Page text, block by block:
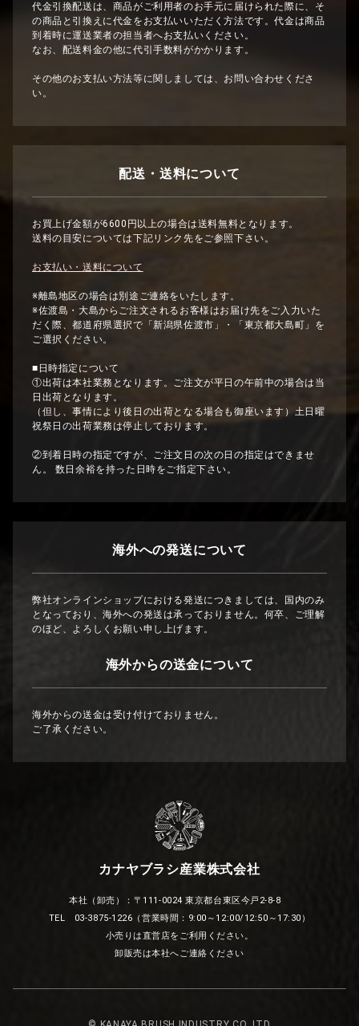
代金引換配送は、商品がご利用者のお手元に届けられた際に、そ
の商品と引換えに代金をお支払いいただく方法です。代金は商品
到着時に運送業者の担当者へお支払いください。
なお、配送料金の他に代引手数料がかかります。
その他のお支払い方法等に関しましては、お問い合わせくださ
い。
配送・送料について
お買上げ金額が6600円以上の場合は送料無料となります。
送料の目安については下記リンク先をご参照下さい。
お支払い・送料について
※離島地区の場合は別途ご連絡をいたします。
※佐渡島・大島からご注文されるお客様はお届け先をご入力いた
だく際、都道府県選択で「新潟県佐渡市」・「東京都大島町」を
ご選択ください。
■日時指定について
①出荷は本社業務となります。ご注文が平日の午前中の場合は当
日出荷となります。
（但し、事情により後日の出荷となる場合も御座います）土日曜
祝祭日の出荷業務は停止しております。
②到着日時の指定ですが、ご注文日の次の日の指定はできませ
ん。 数日余裕を持った日時をご指定下さい。
海外への発送について
弊社オンラインショップにおける発送につきましては、国内のみ
となっており、海外への発送は承っておりません。何卒、ご理解
のほど、よろしくお願い申し上げます。
海外からの送金について
海外からの送金は受け付けておりません。
ご了承ください。
カナヤブラシ産業株式会社
本社（卸売）：〒111-0024 東京都台東区今戸2-8-8
TEL 03-3875-1226（営業時間：9:00～12:00/12:50～17:30）
小売りは直営店をご利用ください。
卸販売は本社へご連絡ください